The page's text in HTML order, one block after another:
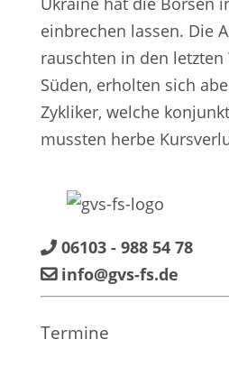
einbrechen lassen. Die
rauschten in den letzten
Süden, erholten sich
Zykliker, welche
mussten herbe
06103 - 988 54 78
info@gvs-fs.de
Termine